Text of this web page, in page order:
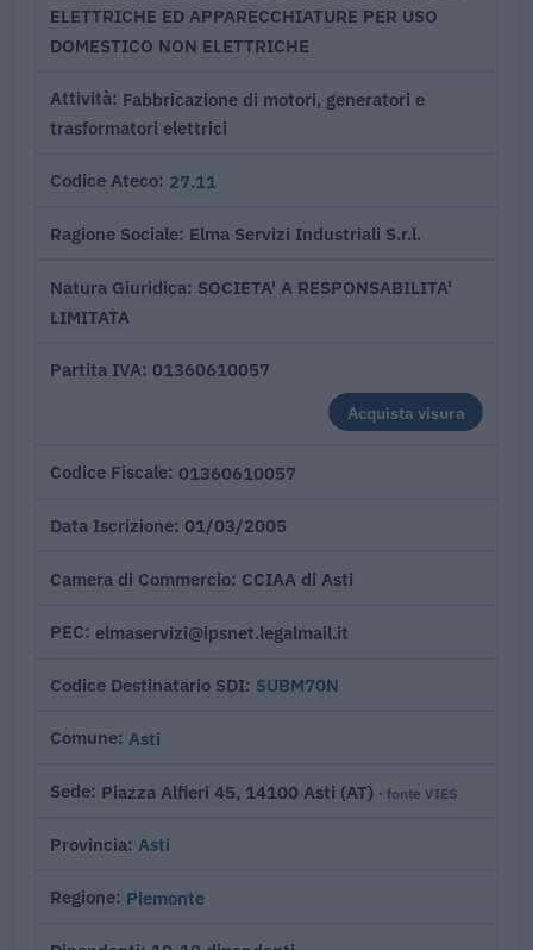
ELETTRICHE ED APPARECCHIATURE PER USO
DOMESTICO NON ELETTRICHE
Attività Fabbricazione di motori, generatori e
trasformatori elettrici
Codice Ateco 27.11
Ragione Sociale Elma Servizi Industriali S.r.l.
Natura Giuridica SOCIETA' A RESPONSABILITA'
LIMITATA
Partita IVA 01360610057
Acquista visura
Codice Fiscale 01360610057
Data Iscrizione 01/03/2005
Camera di Commercio CCIAA di Asti
PEC elmaservizi@ipsnet.legalmail.it
Codice Destinatario SDI SUBM70N
Comune Asti
Sede Piazza Alfieri 45, 14100 Asti (AT) · fonte VIES
Provincia Asti
Regione Piemonte